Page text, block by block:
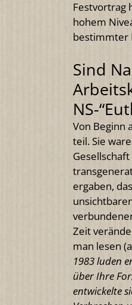
Festvortrag
hohem
bestimmter
Sind
NS-
Von Beginn
teil. Sie
ergaben,
Zeit
man lesen
1983 luden
über Ihre
entwickelte